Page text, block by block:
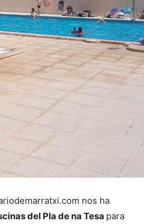
nos ha
del Pla de na Tesa para